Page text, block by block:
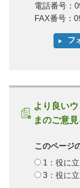
電話番号：
FAX番号：
より良い
まのご意
このページ
1：役に
3：役に